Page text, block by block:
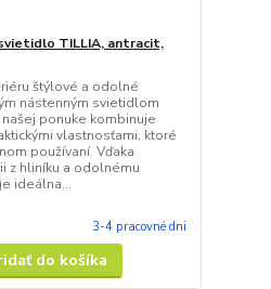
TILLIA, antracit,
štýlové a odolné
nástenným svietidlom
našej ponuke kombinuje
vlastnosťami, ktoré
používaní. Vďaka
z hliníku a odolnému
ideálna...
3-4 pracovné dni
do košíka